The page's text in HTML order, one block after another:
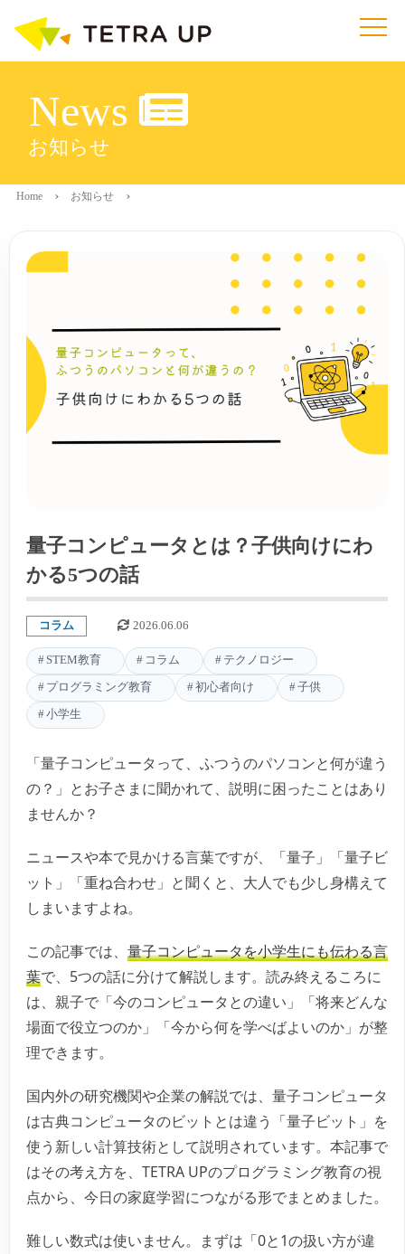
News
お知らせ
Home お知らせ
量子コンピュータとは？子供向けにわ
かる5つの話
コラム 2026.06.06
STEM教育 コラム テクノロジー
プログラミング教育 初心者向け 子供
小学生
「量子コンピュータって、ふつうのパソコンと何が違う
の？」とお子さまに聞かれて、説明に困ったことはあり
ませんか？
ニュースや本で見かける言葉ですが、「量子」「量子ビ
ット」「重ね合わせ」と聞くと、大人でも少し身構えて
しまいますよね。
この記事では、 量子コンピュータを小学生にも伝わる言
葉で、5つの話に分けて解説します。読み終えるころに
は、親子で「今のコンピュータとの違い」「将来どんな
場面で役立つのか」「今から何を学べばよいのか」が整
理できます。
国内外の研究機関や企業の解説では、量子コンピュータ
は古典コンピュータのビットとは違う「量子ビット」を
使う新しい計算技術として説明されています。本記事で
はその考え方を、TETRA UPのプログラミング教育の視
点から、今日の家庭学習につながる形でまとめました。
難しい数式は使いません。まずは「0と1の扱い方が違